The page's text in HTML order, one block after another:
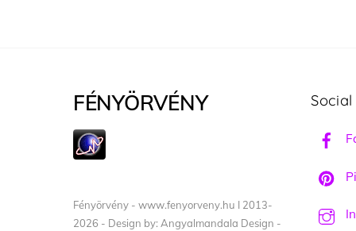
FÉNYÖRVÉNY
Fényörvény - www.fenyorveny.hu I 2013-
2026 - Design by: Angyalmandala Design -
Social